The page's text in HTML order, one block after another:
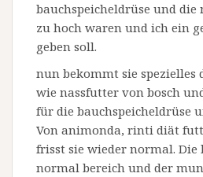
bauchspeicheldrüse und
zu hoch waren und ich ein
geben soll.
nun bekommt sie
wie nassfutter von bosch
für die bauchspeicheldrüse
Von animonda, rinti diät
frisst sie wieder normal.
normal bereich und der